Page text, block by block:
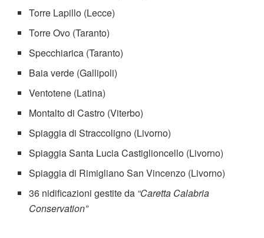
Torre Lapillo (Lecce)
Torre Ovo (Taranto)
Specchiarica (Taranto)
Baia verde (Gallipoli)
Ventotene (Latina)
Montalto di Castro (Viterbo)
Spiaggia di Straccoligno (Livorno)
Spiaggia Santa Lucia Castiglioncello (Livorno)
Spiaggia di Rimigliano San Vincenzo (Livorno)
36 nidificazioni gestite da “Caretta Calabria
Conservation”